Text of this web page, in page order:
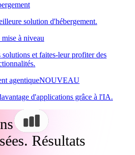
solution d'hébergement.
à niveau
solutions et faites-leur profiter des
agentiqueNOUVEAU
d'applications grâce à l'IA.
Résultats